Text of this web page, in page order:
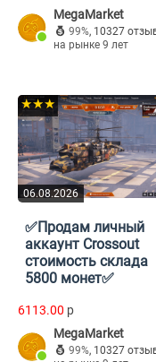
MegaMarket
99%, 10327
на рынке 9 лет
06.08.2026
★★★
✅Продам личный
аккаунт Crossout
стоимость склада
5800 монет✅
6113.00 p
MegaMarket
99%, 10327